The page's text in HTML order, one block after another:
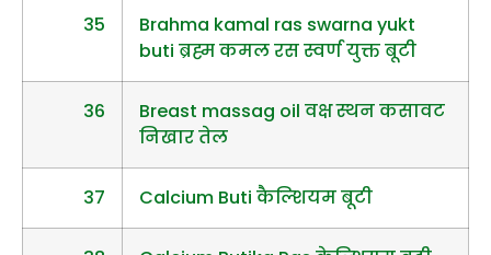
35
Brahma kamal ras swarna yukt
buti ब्रह्म कमल रस स्वर्ण युक्त बूटी
36
Breast massag oil वक्ष स्थन कसावट
निखार तेल
37 Calcium Buti कैल्शियम बूटी